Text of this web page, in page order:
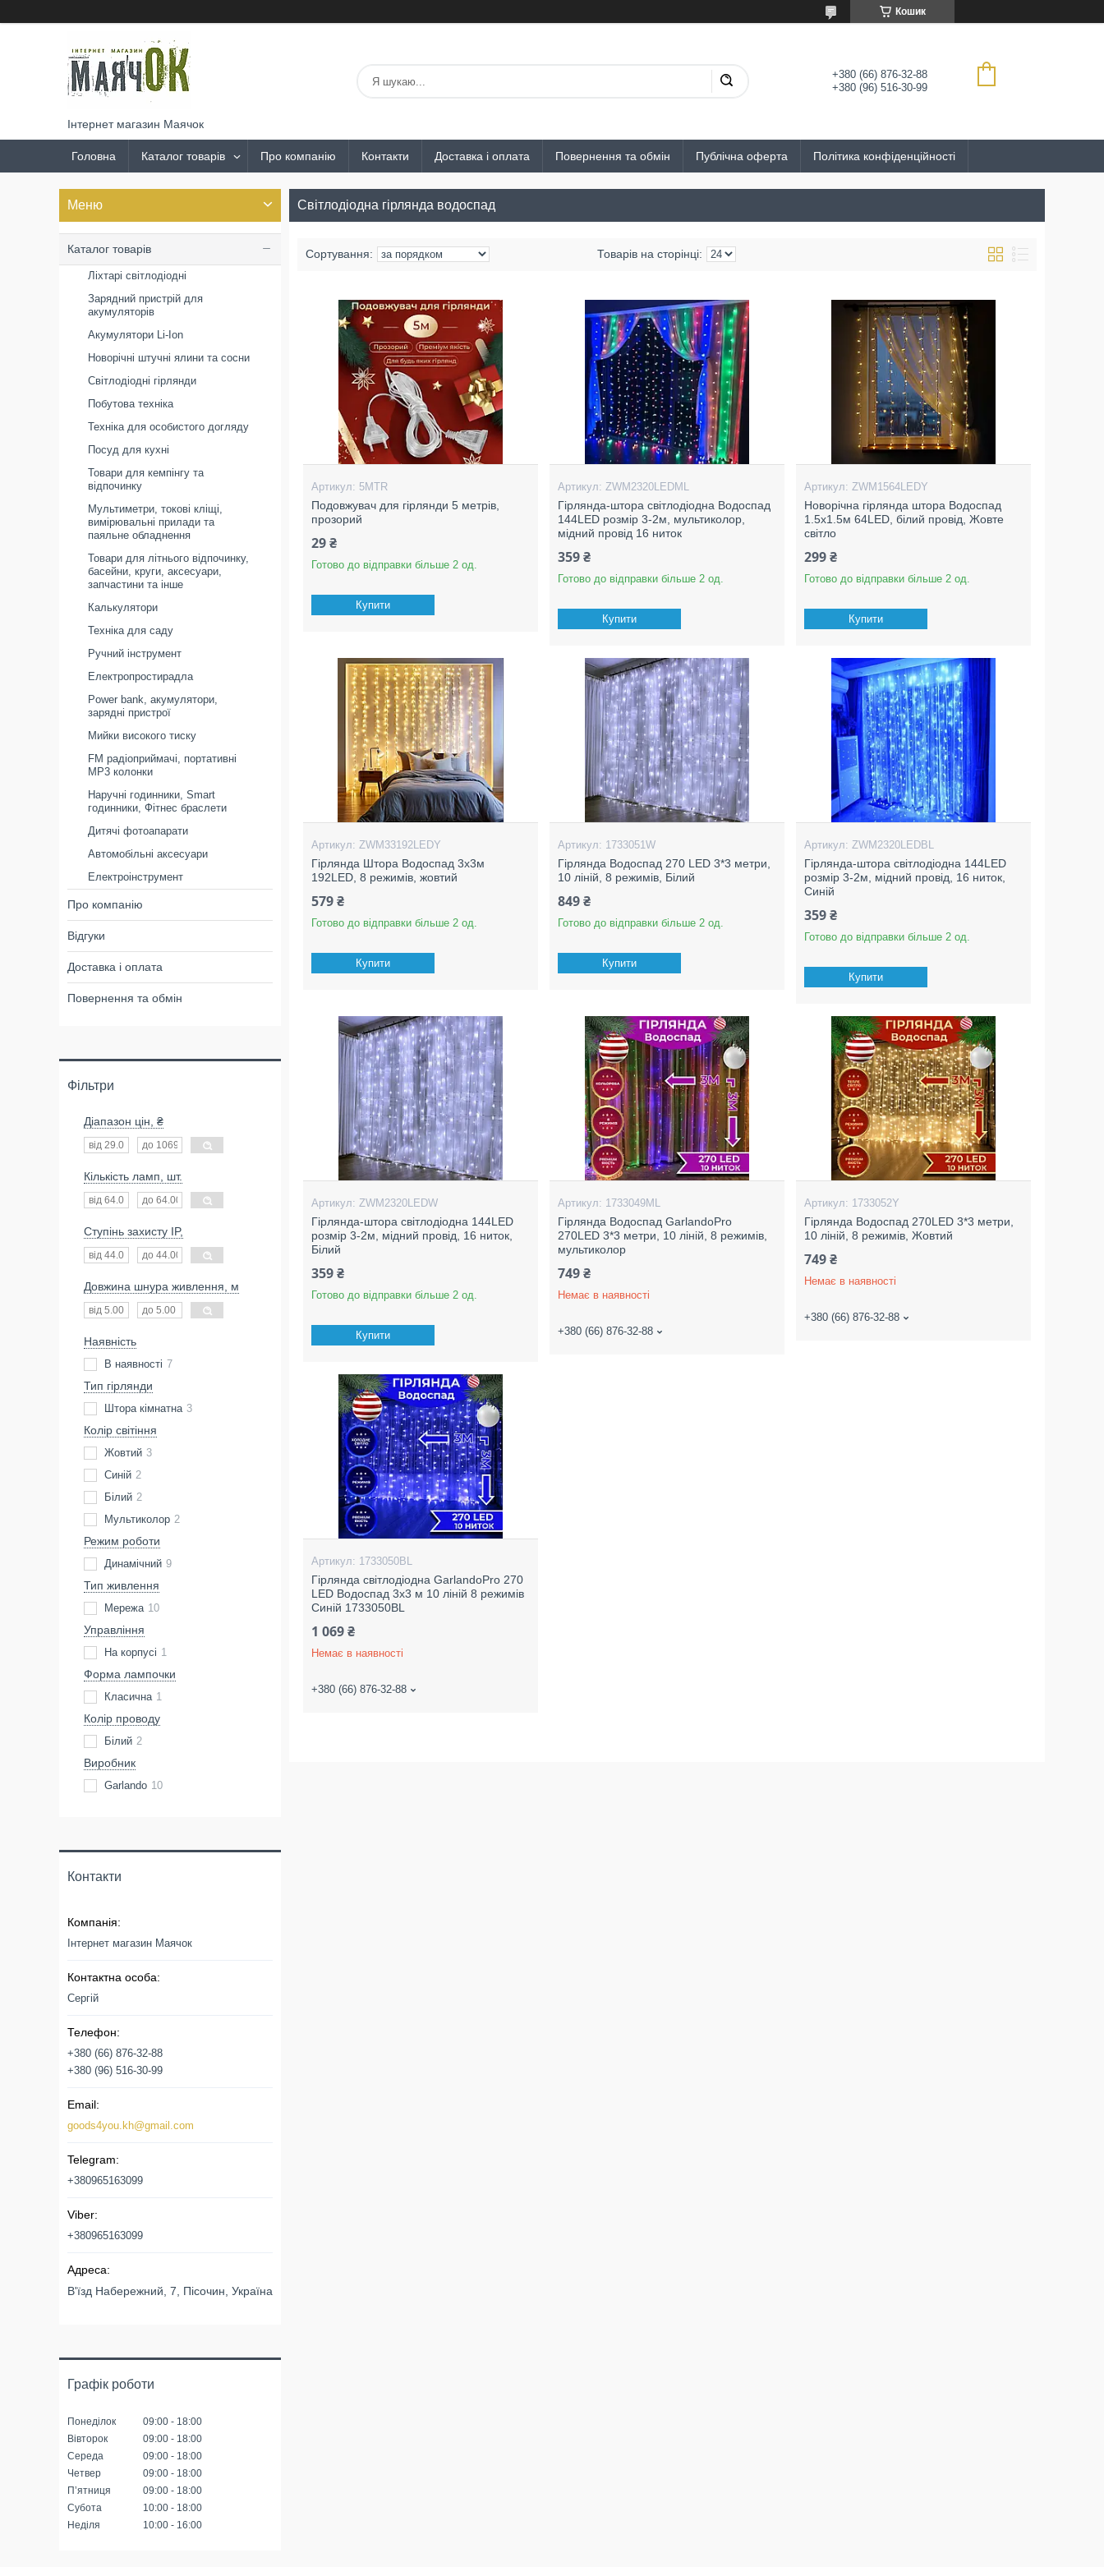
Кошик
Інтернет магазин Маячок
+380 (66) 876-32-88
+380 (96) 516-30-99
Головна Каталог товарів Про компанію Контакти Доставка і оплата Повернення та обмін Публічна оферта Політика конфіденційності
Світлодіодна гірлянда водоспад
5МTR
Подовжувач для гірлянди 5 метрів,
прозорий
29 ₴
Готово до відправки більше 2 од.
Купити
ZWM2320LEDML
Гірлянда-штора світлодіодна Водоспад
144LED розмір 3-2м, мультиколор,
мідний провід 16 ниток
359 ₴
Готово до відправки більше 2 од.
Купити
ZWM1564LEDY
Новорічна гірлянда штора Водоспад
1.5х1.5м 64LED, білий провід, Жовте
світло
299 ₴
Готово до відправки більше 2 од.
Купити
ZWM33192LEDY
Гірлянда Штора Водоспад 3х3м
192LED, 8 режимів, жовтий
579 ₴
Готово до відправки більше 2 од.
Купити
1733051W
Гірлянда Водоспад 270 LED 3*3 метри,
10 ліній, 8 режимів, Білий
849 ₴
Готово до відправки більше 2 од.
Купити
ZWM2320LEDBL
Гірлянда-штора світлодіодна 144LED
розмір 3-2м, мідний провід, 16 ниток,
Синій
359 ₴
Готово до відправки більше 2 од.
Купити
ZWM2320LEDW
Гірлянда-штора світлодіодна 144LED
розмір 3-2м, мідний провід, 16 ниток,
Білий
359 ₴
Готово до відправки більше 2 од.
Купити
1733049ML
Гірлянда Водоспад GarlandoPro
270LED 3*3 метри, 10 ліній, 8 режимів,
мультиколор
749 ₴
Немає в наявності
+380 (66) 876-32-88
1733052Y
Гірлянда Водоспад 270LED 3*3 метри,
10 ліній, 8 режимів, Жовтий
749 ₴
Немає в наявності
+380 (66) 876-32-88
1733050BL
Гірлянда світлодіодна GarlandoPro 270
LED Водоcпад 3х3 м 10 ліній 8 режимів
Синій 1733050BL
1 069 ₴
Немає в наявності
+380 (66) 876-32-88
Каталог товарів
Ліхтарі світлодіодні
Зарядний пристрій для
акумуляторів
Акумулятори Li-Ion
Новорічні штучні ялини та сосни
Світлодіодні гірлянди
Побутова техніка
Техніка для особистого догляду
Посуд для кухні
Товари для кемпінгу та
відпочинку
Мультиметри, токові кліщі,
вимірювальні прилади та
паяльне обладнення
Товари для літнього відпочинку,
басейни, круги, аксесуари,
запчастини та інше
Калькулятори
Техніка для саду
Ручний інструмент
Електропростирадла
Power bank, акумулятори,
зарядні пристрої
Мийки високого тиску
FM радіоприймачі, портативні
MP3 колонки
Наручні годинники, Smart
годинники, Фітнес браслети
Дитячі фотоапарати
Автомобільні аксесуари
Електроінструмент
Про компанію
Відгуки
Доставка і оплата
Повернення та обмін
Фільтри
Діапазон цін, ₴
Кількість ламп, шт.
Ступінь захисту IP,
Довжина шнура живлення, м
Наявність
В наявності 7
Тип гірлянди
Штора кімнатна 3
Колір світіння
Жовтий 3
Синій 2
Білий 2
Мультиколор 2
Режим роботи
Динамічний 9
Тип живлення
Мережа 10
Управління
На корпусі 1
Форма лампочки
Класична 1
Колір проводу
Білий 2
Виробник
Garlando 10
Контакти
Інтернет магазин Маячок
Сергій
+380 (66) 876-32-88
+380 (96) 516-30-99
goods4you.kh@gmail.com
+380965163099
+380965163099
В'їзд Набережний, 7, Пісочин, Україна
Графік роботи
Понеділок 09:00
18:00
Вівторок
09:00
18:00
Середа
09:00
18:00
Четвер
09:00
18:00
Пʼятниця
09:00
18:00
Субота
10:00
18:00
Неділя
10:00 16:00